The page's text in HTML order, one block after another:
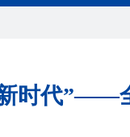
时代”——